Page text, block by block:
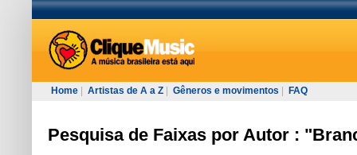
Home Artistas de A a Z Gêneros e movimentos FAQ
Pesquisa de Faixas por Autor :